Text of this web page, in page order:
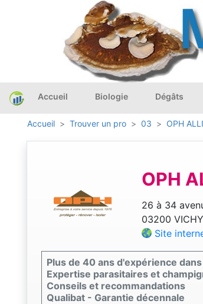
Accueil Biologie Dégâts
Accueil Trouver un pro 03 OPH
OPH
26 à 34
03200 VICHY
Site
Plus de 40 ans d'expérience
Expertise parasitaires et
Conseils et recommandations
Qualibat - Garantie décennale